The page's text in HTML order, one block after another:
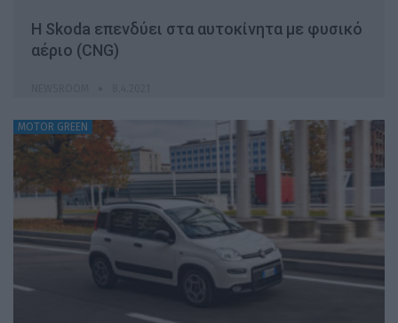
Η Skoda επενδύει στα αυτοκίνητα με φυσικό
αέριο (CNG)
MOTOR GREEN